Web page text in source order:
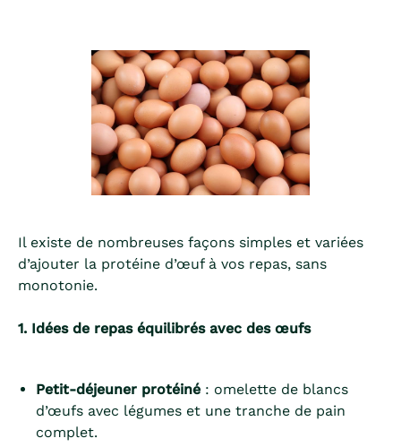
Il existe de nombreuses façons simples et variées
d’ajouter la protéine d’œuf à vos repas, sans
monotonie.
1. Idées de repas équilibrés avec des œufs
Petit-déjeuner protéiné : omelette de blancs
d’œufs avec légumes et une tranche de pain
complet.